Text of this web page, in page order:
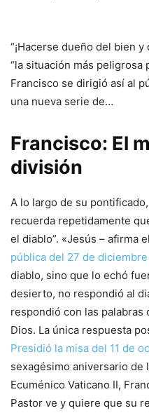
“¡Hacerse dueño del bien
“la situación más peligrosa
Francisco se dirigió así al
una nueva serie de…
Francisco: El
división
A lo largo de su
recuerda repetidamente
el diablo”. «Jesús – afirma
pública del 27 de
diablo, sino que lo echó
desierto, no respondió al
respondió con las palabras
Dios. La única respuesta
Presidió la misa del 11 de
sexagésimo aniversario de
Ecuménico Vaticano II,
Pastor ve y quiere que su